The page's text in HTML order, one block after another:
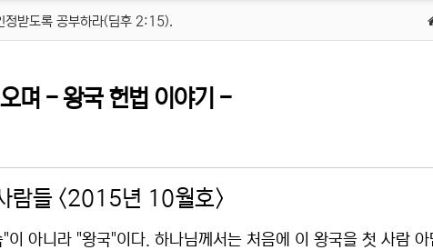
정받도록 공부하라(딤후 2:15).
며 - 왕국 헌법 이야기 -
람들 <2015년 10월호>
이 아니라 "왕국"이다. 하나님께서는 처음에 이 왕국을 첫 사람